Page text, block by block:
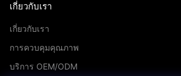
เกี่ยวกับเรา
เกี่ยวกับเรา
การควบคุมคุณภาพ
บริการ OEM/ODM